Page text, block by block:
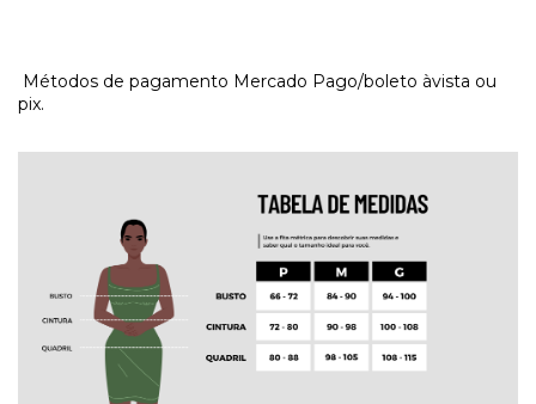
Métodos de pagamento Mercado Pago/boleto àvista ou
pix.